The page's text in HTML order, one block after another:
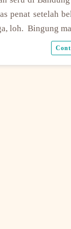
penat setelah
loh. Bingung